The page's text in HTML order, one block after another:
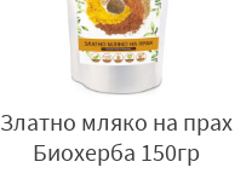
Златно мляко на прах
Биохерба 150гр